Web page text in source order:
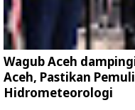
Wagub Aceh
Aceh, Pastikan
Hidrometeorologi